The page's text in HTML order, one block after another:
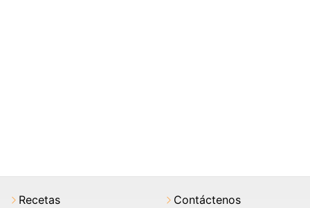
Recetas
Contáctenos